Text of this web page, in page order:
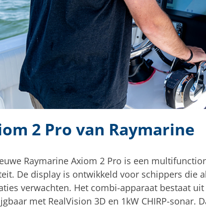
2 Pro van Raymarine
Raymarine Axiom 2 Pro is een
De display is ontwikkeld voor schippers die
verwachten. Het combi-apparaat bestaat
met RealVision 3D en 1kW CHIRP-sonar.